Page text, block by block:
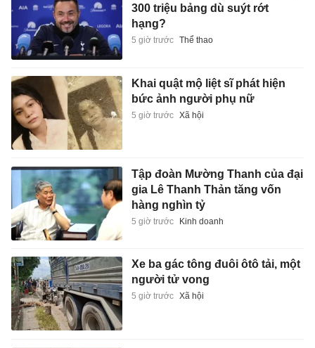
300 triệu bảng dù suýt rớt
hạng?
5 giờ trước Thể thao
Khai quật mộ liệt sĩ phát hiện
bức ảnh người phụ nữ
5 giờ trước Xã hội
Tập đoàn Mường Thanh của đại
gia Lê Thanh Thản tăng vốn
hàng nghìn tỷ
5 giờ trước Kinh doanh
Xe ba gác tông đuôi ôtô tải, một
người tử vong
5 giờ trước Xã hội